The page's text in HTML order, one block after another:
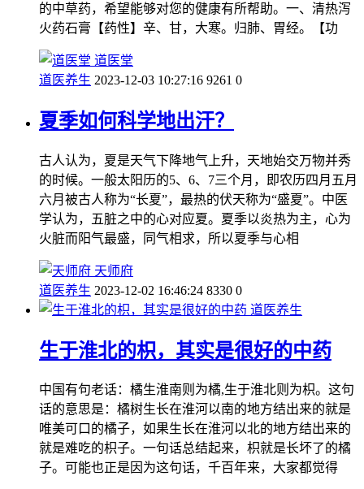
的中草药，希望能够对您的健康有所帮助。一、清热泻
火药石膏【药性】辛、甘，大寒。归肺、胃经。【功
道医堂
道医养生 2023-12-03 10:27:16 9261 0
夏季如何科学地出汗？
古人认为，夏是天气下降地气上升，天地始交万物并秀
的时候。一般太阳历的5、6、7三个月，即农历四月五月
六月被古人称为“长夏”，最热的伏天称为“盛夏”。中医
学认为，五脏之中的心对应夏。夏季以炎热为主，心为
火脏而阳气最盛，同气相求，所以夏季与心相
天师府
道医养生 2023-12-02 16:46:24 8330 0
道医养生
生于淮北的枳，其实是很好的中药
中国有句老话：橘生淮南则为橘,生于淮北则为枳。这句
话的意思是：橘树生长在淮河以南的地方结出来的就是
唯美可口的橘子，如果生长在淮河以北的地方结出来的
就是难吃的枳子。一句话总结起来，枳就是长坏了的橘
子。可能也正是因为这句话，千百年来，大家都觉得